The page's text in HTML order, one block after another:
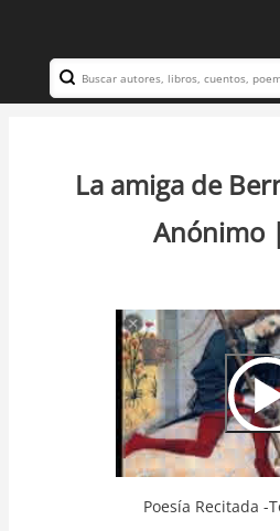
contenido
principal
Navegación
Search
La amiga de
Anónimo
Poesía Recitada -